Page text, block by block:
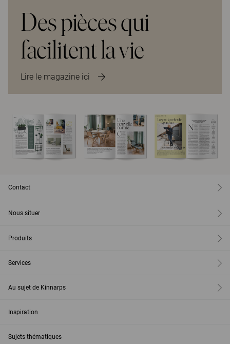
Des pièces qui
facilitent la vie
Lire le magazine ici
Contact
Nous situer
Produits
Services
Au sujet de Kinnarps
Inspiration
Sujets thématiques